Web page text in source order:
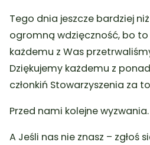
Tego dnia jeszcze bardziej
ogromną wdzięczność, bo to
każdemu z Was
Dziękujemy każdemu z
członkiń Stowarzyszenia za
Przed nami kolejne wyzwania.
A Jeśli nas nie znasz – zgłoś